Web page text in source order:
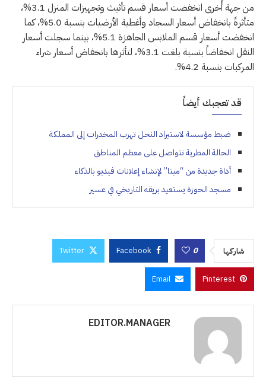
من جهة أُخرى انخفضت أسعار قسم تأثيث وتجهيزات المنزل 3.1%،
متأثرةً بانخفاض أسعار السجاد وأغطية الأرضيات بنسبة 5.0%، كما
انخفضت أسعار قسم الملابس الجاهزة 5.1%، بينما سجلت أسعار
النقل انخفاضاً بنسبة بلغت 3.1%، لتأثرها بانخفاض أسعار شراء
المركبات بنسبة 4.2%.
قد تعجبك أيضاً
ضبط مؤسسة لاستيراد النحل تهرب المخدرات إلى المملكة
الحالة المطرية تتواصل على معظم المناطق
أداة جديدة من “ميتا” لإنشاء إعلانات فيديو بالذكاء
مسجد الحوزة يستعيد بريقه التاريخي في عسير
شاركها 0
Facebook
Twitter
Pinterest
Email
EDITOR.MANAGER